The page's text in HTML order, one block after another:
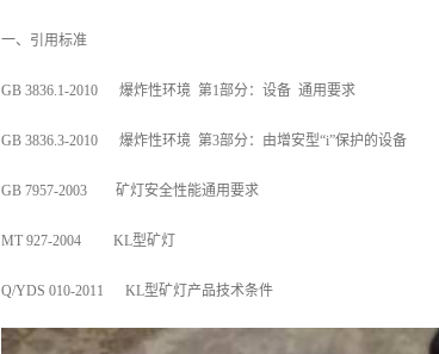
一、引用标准
GB 3836.1-2010 爆炸性环境 第1部分：设备 通用要求
GB 3836.3-2010 爆炸性环境 第3部分：由增安型“i”保护的设备
GB 7957-2003 矿灯安全性能通用要求
MT 927-2004 KL型矿灯
Q/YDS 010-2011 KL型矿灯产品技术条件